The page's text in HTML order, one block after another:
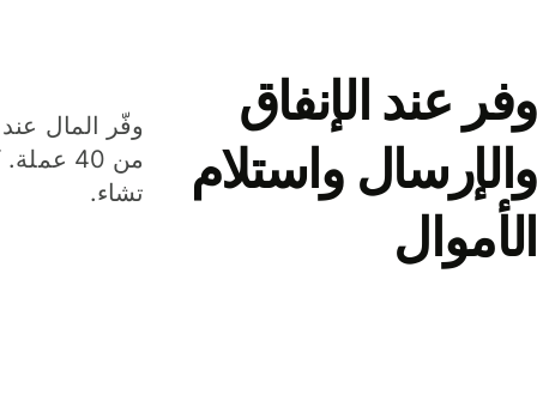
وفر عند الإنفاق
والإرسال واستلام
الأموال
وفّر المال عند
من 40
تشاء.